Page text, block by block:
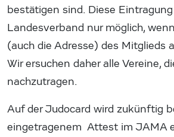
bestätigen sind. Diese
Landesverband nur möglich,
(auch die Adresse) des Mitglieds
Wir ersuchen daher alle Vereine,
nachzutragen.
Auf der Judocard wird zukünftig
eingetragenem Attest im JAMA